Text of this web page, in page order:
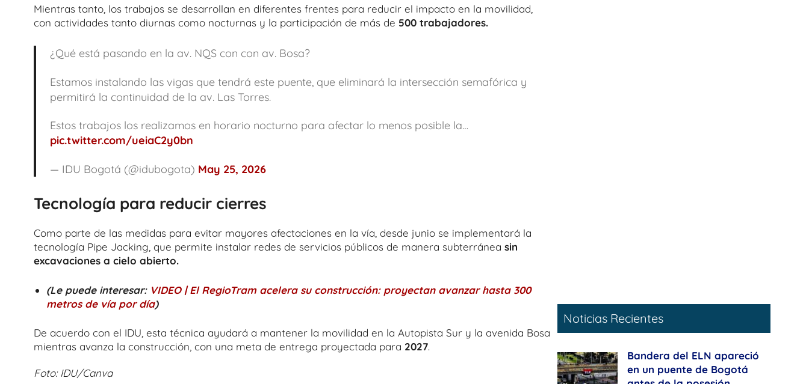
Mientras tanto, los trabajos se desarrollan en diferentes frentes para reducir el impacto en la movilidad,
con actividades tanto diurnas como nocturnas y la participación de más de 500 trabajadores.
¿Qué está pasando en la av. NQS con con av. Bosa?
Estamos instalando las vigas que tendrá este puente, que eliminará la intersección semafórica y
permitirá la continuidad de la av. Las Torres.
Estos trabajos los realizamos en horario nocturno para afectar lo menos posible la…
pic.twitter.com/ueiaC2y0bn
— IDU Bogotá (@idubogota) May 25, 2026
Tecnología para reducir cierres
Como parte de las medidas para evitar mayores afectaciones en la vía, desde junio se implementará la
tecnología Pipe Jacking, que permite instalar redes de servicios públicos de manera subterránea sin
excavaciones a cielo abierto.
(Le puede interesar: VIDEO | El RegioTram acelera su construcción: proyectan avanzar hasta 300
metros de vía por día)
De acuerdo con el IDU, esta técnica ayudará a mantener la movilidad en la Autopista Sur y la avenida Bosa
mientras avanza la construcción, con una meta de entrega proyectada para 2027.
Foto: IDU/Canva
Noticias Recientes
Bandera del ELN apareció
en un puente de Bogotá